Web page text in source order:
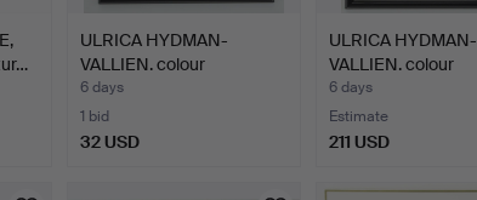
ULRICA HYDMAN-
VALLIEN. colour
lithograph, …
6 days
1 bid
32 USD
ULRICA HYDMAN-
VALLIEN. colour
lithograph, …
6 days
Estimate
211 USD